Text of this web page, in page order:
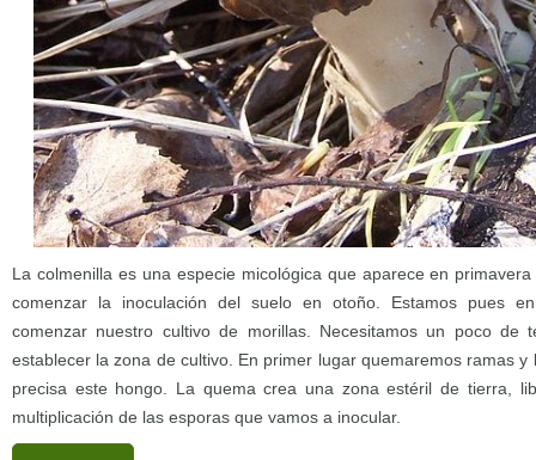
La colmenilla es una especie micológica que aparece en
comenzar la inoculación del suelo en otoño. Estamos pues
comenzar nuestro cultivo de morillas. Necesitamos un poco de
establecer la zona de cultivo. En primer lugar quemaremos ramas
precisa este hongo. La quema crea una zona estéril de tierra,
multiplicación de las esporas que vamos a inocular.